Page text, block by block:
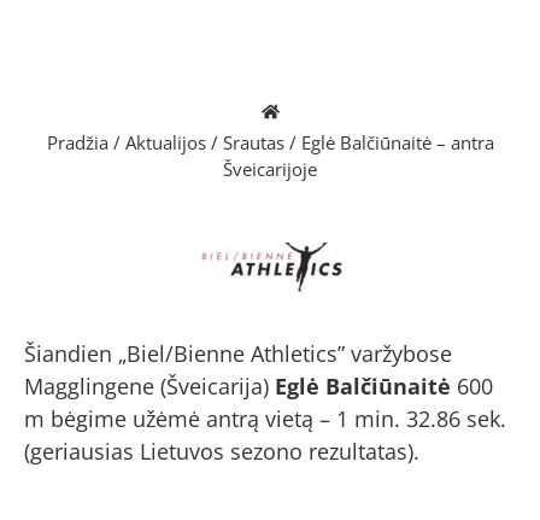
Pradžia / Aktualijos/ Srautas/ Eglė Balčiūnaitė – antra
Šveicarijoje
Šiandien „Biel/Bienne Athletics” varžybose
Magglingene (Šveicarija) Eglė Balčiūnaitė 600
m bėgime užėmė antrą vietą – 1 min. 32.86 sek.
(geriausias Lietuvos sezono rezultatas).